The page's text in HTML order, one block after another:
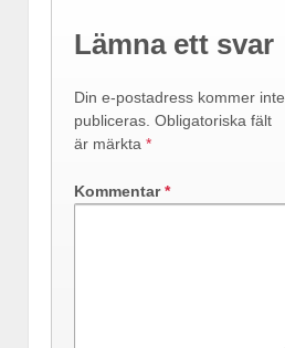
Lämna ett svar
Din e-postadress kommer inte
publiceras. Obligatoriska fält
är märkta *
Kommentar*